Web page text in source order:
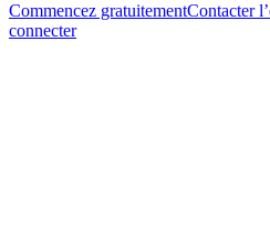
Commencez gratuitementContacter
connecter